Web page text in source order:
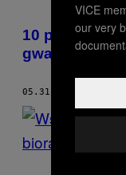
10 pytań do
gwałcicieli
05.31.18
VICE
our very